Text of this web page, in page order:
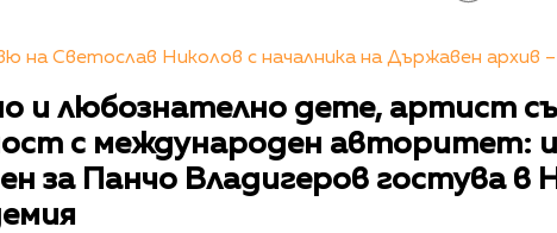
на Светослав Николов с началника на Държавен
и любознателно дете, артист
с международен авторитет:
за Панчо Владигеров гостува в